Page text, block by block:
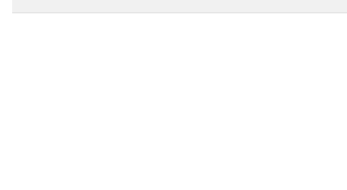
Compartilhe